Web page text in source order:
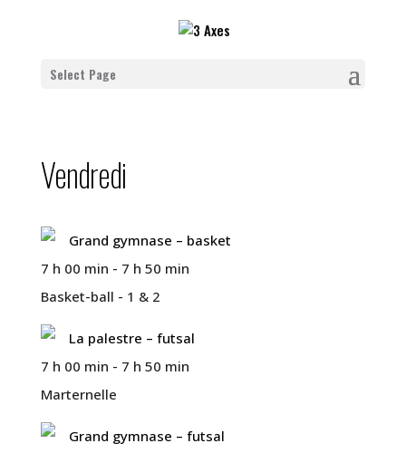
Select Page
Vendredi
Grand gymnase – basket
7 h 00 min - 7 h 50 min
Basket-ball - 1 & 2
La palestre – futsal
7 h 00 min - 7 h 50 min
Marternelle
Grand gymnase – futsal